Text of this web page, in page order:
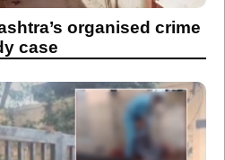
organised crime
case